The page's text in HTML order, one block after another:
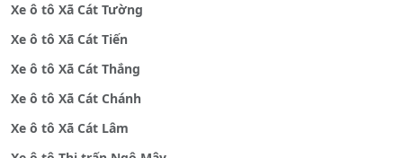
Xe ô tô Xã Cát Tường
Xe ô tô Xã Cát Tiến
Xe ô tô Xã Cát Thắng
Xe ô tô Xã Cát Chánh
Xe ô tô Xã Cát Lâm